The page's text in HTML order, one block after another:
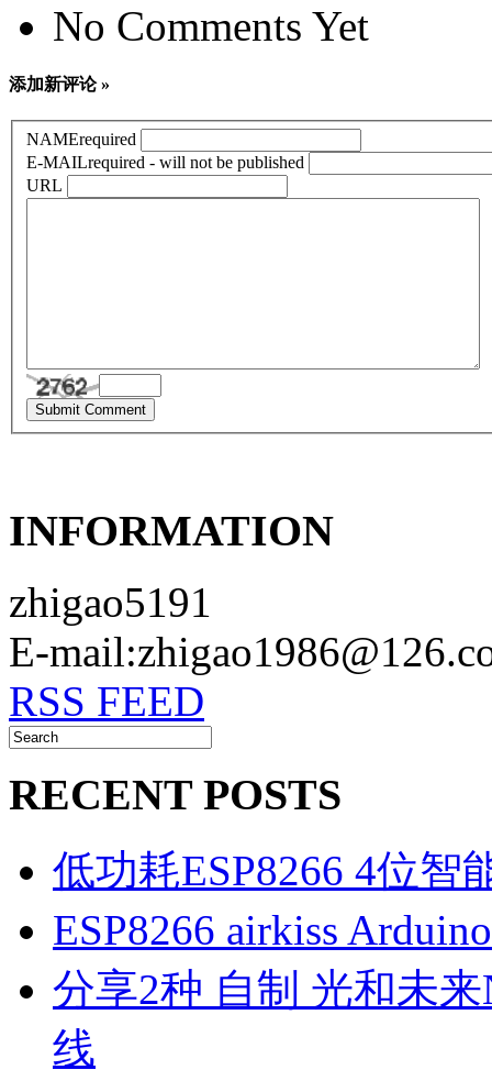
No Comments Yet
添加新评论 »
NAMErequired
E-MAILrequired - will not be published
URL
INFORMATION
zhigao5191
E-
RSS FEED
RECENT POSTS
低功耗ESP8266 4位智
ESP8266 airkiss
分享2种 自制 光和未来
线